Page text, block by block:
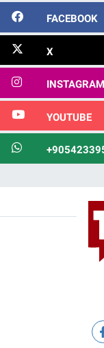
FACEBOOK
X
INSTAGRAM
YOUTUBE